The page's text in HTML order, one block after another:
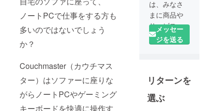
ノートPCで仕事をする方も
多いのではないでしょう
か？
Couchmaster（カウチマス
ター）はソファーに座りな
がらノートPCやゲーミング
キーボードを快適に操作す
は、みなさ
まに商品や
サービスを
通じて｢喜
び｣と｢満足｣
企業を目指
国内のみな
メッセー
ジを送る
リターンを
選ぶ